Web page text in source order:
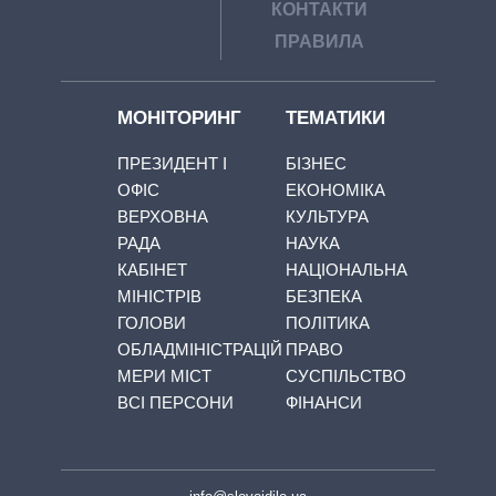
КОНТАКТИ
ПРАВИЛА
МОНІТОРИНГ
ПРЕЗИДЕНТ І
ОФІС
ВЕРХОВНА
РАДА
КАБІНЕТ
МІНІСТРІВ
ГОЛОВИ
ОБЛАДМІНІСТРАЦІЙ
МЕРИ МІСТ
ВСІ ПЕРСОНИ
ТЕМАТИКИ
БІЗНЕС
ЕКОНОМІКА
КУЛЬТУРА
НАУКА
НАЦІОНАЛЬНА
БЕЗПЕКА
ПОЛІТИКА
ПРАВО
СУСПІЛЬСТВО
ФІНАНСИ